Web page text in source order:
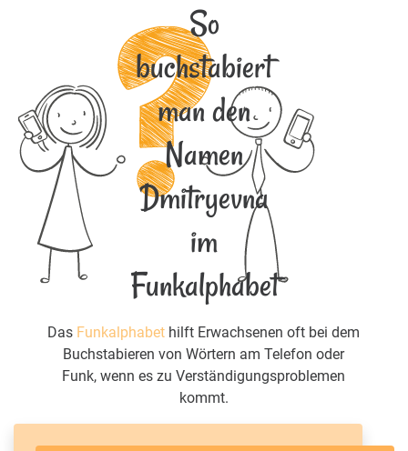
So
buchstabiert
man den
Namen
Dmitryevna
im
Funkalphabet
Das Funkalphabet hilft Erwachsenen oft bei dem
Buchstabieren von Wörtern am Telefon oder
Funk, wenn es zu Verständigungsproblemen
kommt.